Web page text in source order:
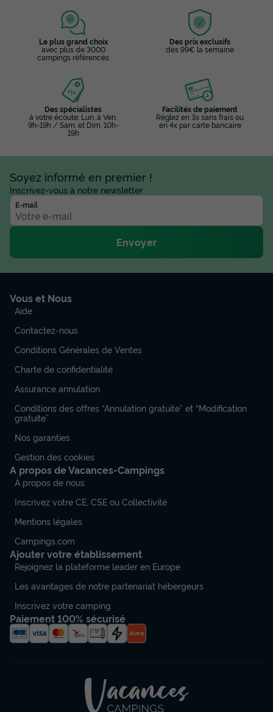
MOBILHOME 6 personnes - Confort 3
chambres
Annulation gratuite
Réfrigérateur
Salon de jardin
+ 1
24/09/2026
Meilleur prix pour 7 nuits
Modifier les dates
MOBILHOME 6 personnes - Confort 3
chambres
Annulation gratuite
Adultes
6 3
Terrasse semi-couverte Animaux autorisés *
Réfrigérateur
Salon de jardin
+ 1
MOBILHOME 6 personnes - Confort 3 chambres
Meilleur prix pour 7 nuits
441 €
Le plus grand choix
avec plus de 3000
campings référencés
Des prix exclusifs
dès 99€ la semaine
Des spécialistes
à votre écoute: Lun. à Ven.
9h-19h / Sam. et Dim. 10h-
19h
Facilités de paiement
Réglez en 3x sans frais ou
en 4x par carte bancaire
Soyez informé en premier !
Inscrivez-vous à notre newsletter
E-mail
Envoyer
Vous et Nous
Aide
Contactez-nous
Conditions Générales de Ventes
Charte de confidentialité
Assurance annulation
Conditions des offres “Annulation gratuite” et “Modification
gratuite”
Nos garanties
Gestion des cookies
A propos de Vacances-Campings
À propos de nous
Inscrivez votre CE, CSE ou Collectivité
Mentions légales
Campings.com
Ajouter votre établissement
Rejoignez la plateforme leader en Europe
Les avantages de notre partenariat hébergeurs
Inscrivez votre camping
Paiement 100% sécurisé